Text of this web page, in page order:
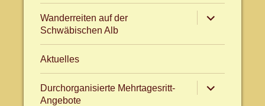
Wanderreiten auf der
Schwäbischen Alb
Untermenü
anzeigen
Aktuelles
Durchorganisierte Mehrtagesritt-
Angebote
Untermenü
anzeigen